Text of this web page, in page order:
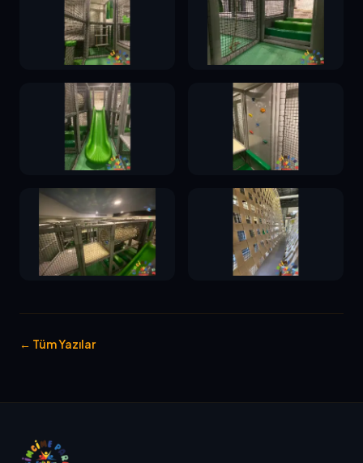
← Tüm Yazılar